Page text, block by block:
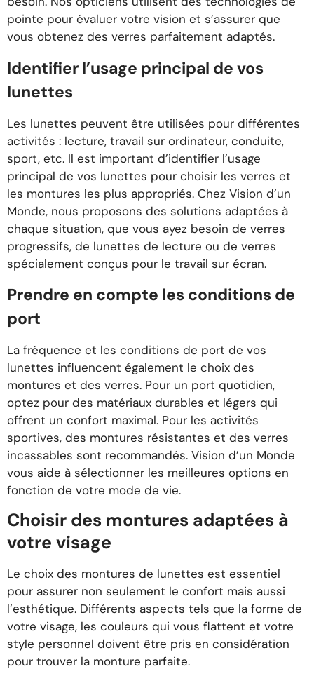
pointe pour évaluer votre vision et s’assurer que
vous obtenez des verres parfaitement adaptés.
Identifier l’usage principal de vos
lunettes
Les lunettes peuvent être utilisées pour différentes
activités : lecture, travail sur ordinateur, conduite,
sport, etc. Il est important d’identifier l’usage
principal de vos lunettes pour choisir les verres et
les montures les plus appropriés. Chez Vision d’un
Monde, nous proposons des solutions adaptées à
chaque situation, que vous ayez besoin de verres
progressifs, de lunettes de lecture ou de verres
spécialement conçus pour le travail sur écran.
Prendre en compte les conditions de
port
La fréquence et les conditions de port de vos
lunettes influencent également le choix des
montures et des verres. Pour un port quotidien,
optez pour des matériaux durables et légers qui
offrent un confort maximal. Pour les activités
sportives, des montures résistantes et des verres
incassables sont recommandés. Vision d’un Monde
vous aide à sélectionner les meilleures options en
fonction de votre mode de vie.
Choisir des montures adaptées à
votre visage
Le choix des montures de lunettes est essentiel
pour assurer non seulement le confort mais aussi
l’esthétique. Différents aspects tels que la forme de
votre visage, les couleurs qui vous flattent et votre
style personnel doivent être pris en considération
pour trouver la monture parfaite.